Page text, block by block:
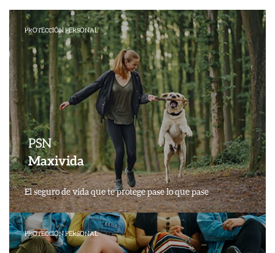
PROTECCIÓN PERSONAL
PSN
Maxivida
El seguro de vida que te protege pase lo que pase
PROTECCIÓN PERSONAL